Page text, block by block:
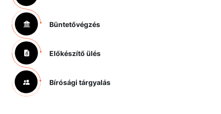
Büntetővégzés
Előkészítő ülés
Bírósági tárgyalás